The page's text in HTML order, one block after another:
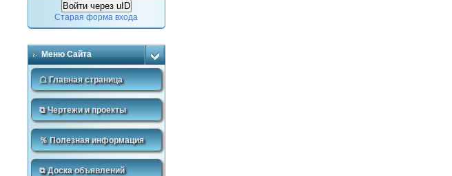
Войти через uID
Старая форма входа
Меню Сайта
☖ Главная страница
⧉ Чертежи и проекты
％ Полезная информация
⧉ Доска объявлений